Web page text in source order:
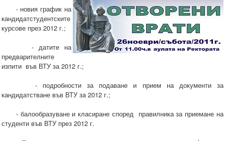
- новия график на
кандидатстудентските
курсове през 2012 г.;
- датите на
предварителните
изпити във ВТУ за 2012 г.;
- подробности за подаване и прием на документи за
кандидатстване във ВТУ за 2012 г.;
- балообразуване и класиране според правилника за приемане на
студенти във ВТУ през 2012 г.